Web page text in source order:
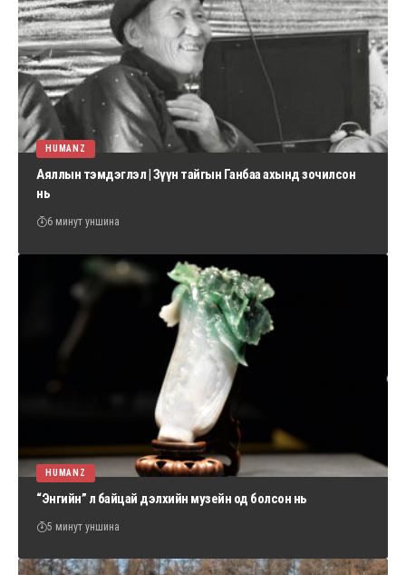
HUMANZ
Аяллын тэмдэглэл | Зүүн тайгын Ганбаа ахынд зочилсон
нь
6 минут уншина
HUMANZ
“Энгийн” л байцай дэлхийн музейн од болсон нь
5 минут уншина